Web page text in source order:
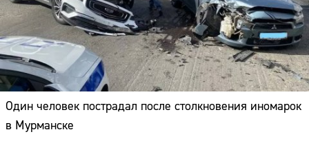
Один человек пострадал после столкновения иномарок
в Мурманске